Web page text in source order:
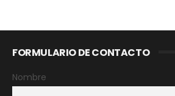
FORMULARIO DE CONTACTO
Nombre